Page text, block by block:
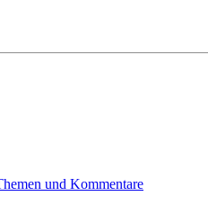
und Kommentare